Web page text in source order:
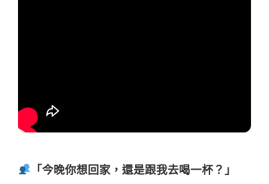
「今晚你想回家，還是跟我去喝一杯？」